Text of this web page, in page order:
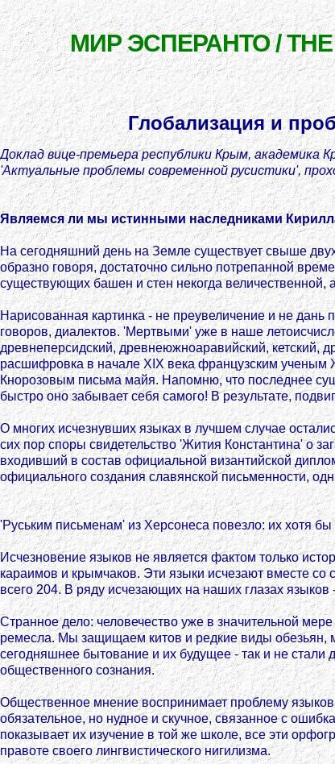
МИР ЭСПЕРАНТО / THE
Глобализация и
Доклад вице-премьера республики Крым, академика
'Актуальные проблемы современной русистики',
Являемся ли мы истинными наследниками
На сегодняшний день на Земле существует свыше
образно говоря, достаточно сильно потрепанной
существующих башен и стен некогда величественной,
Нарисованная картинка - не преувеличение и не дань
говоров, диалектов. 'Мертвыми' уже в наше
древнеперсидский, древнеюжноаравийский, кетский,
расшифровка в начале XIX века французским ученым
Кнорозовым письма майя. Напомню, что последнее
быстро оно забывает себя самого! В результате,
О многих исчезнувших языках в лучшем случае
сих пор споры свидетельство 'Жития Константина' о
входивший в состав официальной византийской
официального создания славянской письменности,
'Руським письменам' из Херсонеса повезло: их хотя
Исчезновение языков не является фактом только
караимов и крымчаков. Эти языки исчезают вместе
всего 204. В ряду исчезающих на наших глазах языков
Странное дело: человечество уже в значительной
ремесла. Мы защищаем китов и редкие виды обезьян,
сегодняшнее бытование и их будущее - так и не стали
общественного сознания.
Общественное мнение воспринимает проблему языков
обязательное, но нудное и скучное, связанное с
показывает их изучение в той же школе, все эти
правоте своего лингвистического нигилизма.